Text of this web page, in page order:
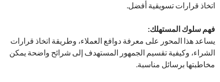
اتخاذ قرارات تسويقية أفضل.
فهم سلوك المستهلك:
يساعد هذا المحور على معرفة دوافع العملاء، وطريقة اتخاذ قرارات
الشراء، وكيفية تقسيم الجمهور المستهدف إلى شرائح واضحة يمكن
مخاطبتها برسائل مناسبة.